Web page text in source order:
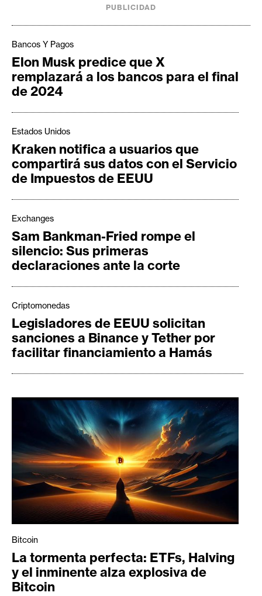
PUBLICIDAD
Bancos Y Pagos
Elon Musk predice que X
remplazará a los bancos para el final
de 2024
Estados Unidos
Kraken notifica a usuarios que
compartirá sus datos con el Servicio
de Impuestos de EEUU
Exchanges
Sam Bankman-Fried rompe el
silencio: Sus primeras
declaraciones ante la corte
Criptomonedas
Legisladores de EEUU solicitan
sanciones a Binance y Tether por
facilitar financiamiento a Hamás
Bitcoin
La tormenta perfecta: ETFs, Halving
y el inminente alza explosiva de
Bitcoin